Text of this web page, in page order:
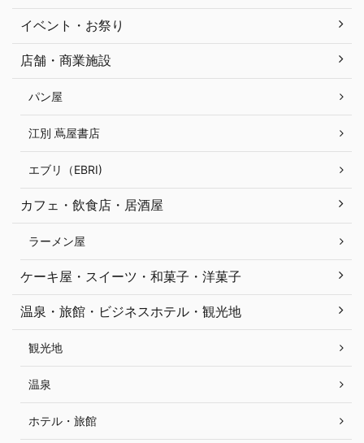
イベント・お祭り
店舗・商業施設
パン屋
江別 蔦屋書店
エブリ（EBRI)
カフェ・飲食店・居酒屋
ラーメン屋
ケーキ屋・スイーツ・和菓子・洋菓子
温泉・旅館・ビジネスホテル・観光地
観光地
温泉
ホテル・旅館